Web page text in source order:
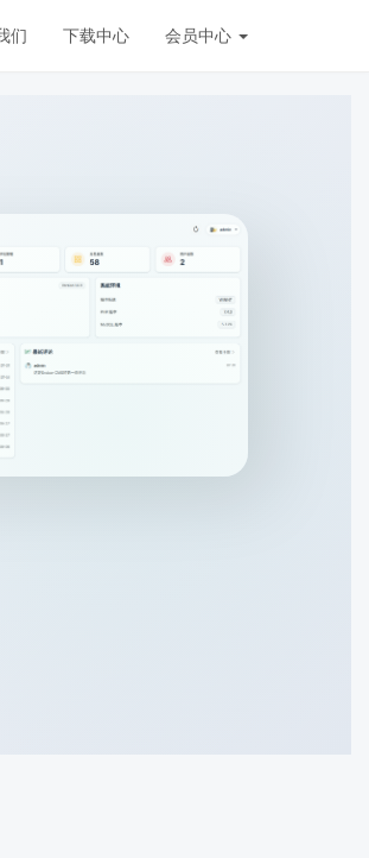
们 下载中心 会员中心